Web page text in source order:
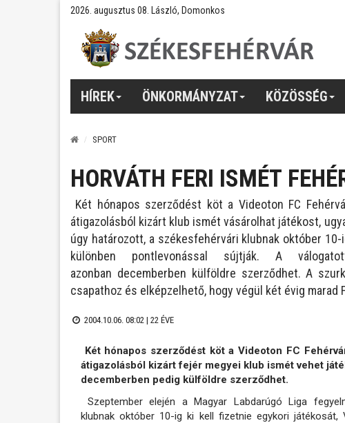
2026. augusztus 08. László, Domonkos
HÍREK ÖNKORMÁNYZAT KÖZÖSSÉG
SPORT
HORVÁTH FERI ISMÉT
Két hónapos szerződést köt a Videoton FC
átigazolásból kizárt klub ismét vásárolhat játékost,
úgy határozott, a székesfehérvári klubnak október
különben pontlevonással sújtják. A
azonban decemberben külföldre szerződhet. A
csapathoz és elképzelhető, hogy végül két évig marad
2004.10.06. 08:02 | 22 ÉVE
Két hónapos szerződést köt a Videoton FC
átigazolásból kizárt fejér megyei klub ismét vehet
decemberben pedig külföldre szerződhet.
Szeptember elején a Magyar Labdarúgó Liga
klubnak október 10-ig ki kell fizetnie egykori